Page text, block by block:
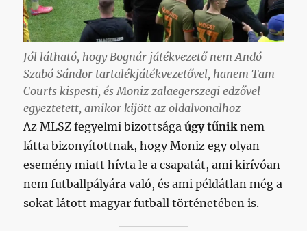
Jól látható, hogy Bognár játékvezető nem Andó-
Szabó Sándor tartalékjátékvezetővel, hanem Tam
Courts kispesti, és Moniz zalaegerszegi edzővel
egyeztetett, amikor kijött az oldalvonalhoz
Az MLSZ fegyelmi bizottságaúgy tűnik nem
látta bizonyítottnak, hogy Moniz egy olyan
esemény miatt hívta le a csapatát, ami kirívóan
nem futballpályára való, és ami példátlan még a
sokat látott magyar futball történetében is.